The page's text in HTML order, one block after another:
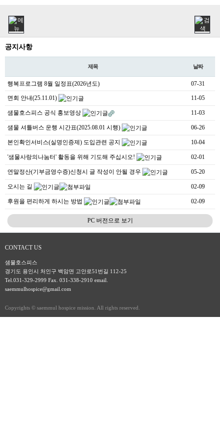
공지사항
제목 날짜
행복프로그램 8월 일정표(2026년도) 07-31
면회 안내(25.11.01) 11-05
샘물호스피스 공식 홍보영상 11-03
샘물 셔틀버스 운행 시간표(2025.08.01 시행) 06-26
본인확인서비스(실명인증제) 도입관련 공지 10-04
'샘물사랑의나눔터' 활동을 위해 기도해 주십시오! 02-01
연말정산(기부금영수증)신청시 글 작성이 안될 경우 05-20
오시는 길 02-09
후원을 편리하게 하시는 방법 02-09
PC 버전으로 보기
CONTACT US
샘물호스피스
경기도 용인시 처인구 백암면 고안로51번길 112-25
Tel.031-329-2999 Fax. 031-338-2910 email.
saemmulhospice@gmail.com
Copyrights © saemmul hospice mission. All rights reserved.